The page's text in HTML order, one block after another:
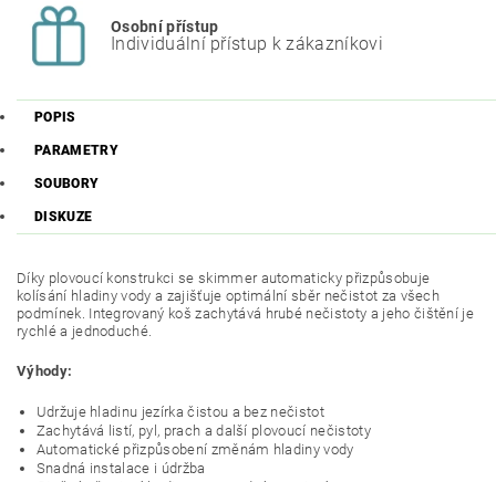
Osobní přístup
Individuální přístup k zákazníkovi
POPIS
PARAMETRY
SOUBORY
DISKUZE
Díky plovoucí konstrukci se skimmer automaticky přizpůsobuje
kolísání hladiny vody a zajišťuje optimální sběr nečistot za všech
podmínek. Integrovaný koš zachytává hrubé nečistoty a jeho čištění je
rychlé a jednoduché.
Výhody:
Udržuje hladinu jezírka čistou a bez nečistot
Zachytává listí, pyl, prach a další plovoucí nečistoty
Automatické přizpůsobení změnám hladiny vody
Snadná instalace i údržba